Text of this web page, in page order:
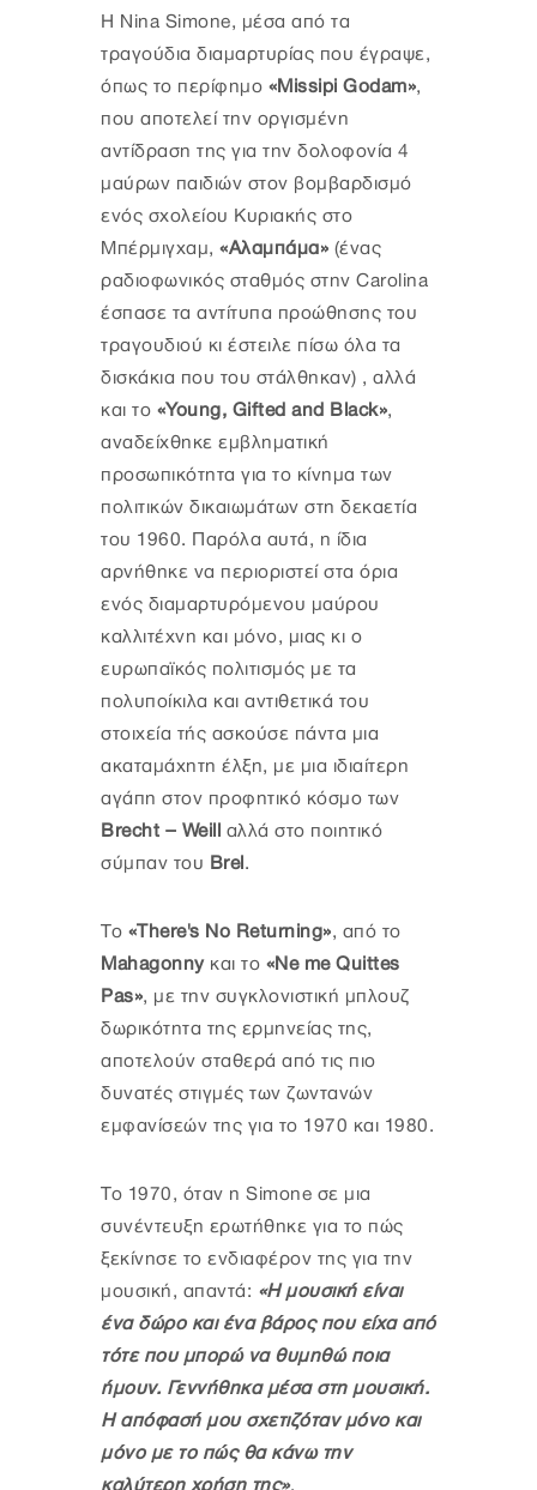
Η Nina Simone, μέσα από τα
τραγούδια διαμαρτυρίας που έγραψε,
όπως το περίφημο «Missipi Godam»,
που αποτελεί την οργισμένη
αντίδραση της για την δολοφονία 4
μαύρων παιδιών στον βομβαρδισμό
ενός σχολείου Κυριακής στο
Μπέρμιγχαμ, «Αλαμπάμα» (ένας
ραδιοφωνικός σταθμός στην Carolina
έσπασε τα αντίτυπα προώθησης του
τραγουδιού κι έστειλε πίσω όλα τα
δισκάκια που του στάλθηκαν) , αλλά
και το «Young, Gifted and Black»,
αναδείχθηκε εμβληματική
προσωπικότητα για το κίνημα των
πολιτικών δικαιωμάτων στη δεκαετία
του 1960. Παρόλα αυτά, η ίδια
αρνήθηκε να περιοριστεί στα όρια
ενός διαμαρτυρόμενου μαύρου
καλλιτέχνη και μόνο, μιας κι ο
ευρωπαϊκός πολιτισμός με τα
πολυποίκιλα και αντιθετικά του
στοιχεία τής ασκούσε πάντα μια
ακαταμάχητη έλξη, με μια ιδιαίτερη
αγάπη στον προφητικό κόσμο των
Brecht – Weill αλλά στο ποιητικό
σύμπαν του Brel .
Το «Τhere's Νo Returning», από το
Mahagonnyκαι το «Ne me Quittes
Pas», με την συγκλονιστική μπλουζ
δωρικότητα της ερμηνείας της,
αποτελούν σταθερά από τις πιο
δυνατές στιγμές των ζωντανών
εμφανίσεών της για το 1970 και 1980.
Το 1970, όταν η Simone σε μια
συνέντευξη ερωτήθηκε για το πώς
ξεκίνησε το ενδιαφέρον της για την
μουσική, απαντά: «Η μουσική είναι
ένα δώρο και ένα βάρος που είχα από
τότε που μπορώ να θυμηθώ ποια
ήμουν. Γεννήθηκα μέσα στη μουσική.
Η απόφασή μου σχετιζόταν μόνο και
μόνο με το πώς θα κάνω την
καλύτερη χρήση της».